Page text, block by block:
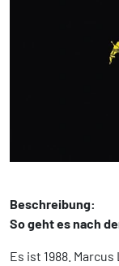
Beschreibung:
So geht es nach
Es ist 1988.